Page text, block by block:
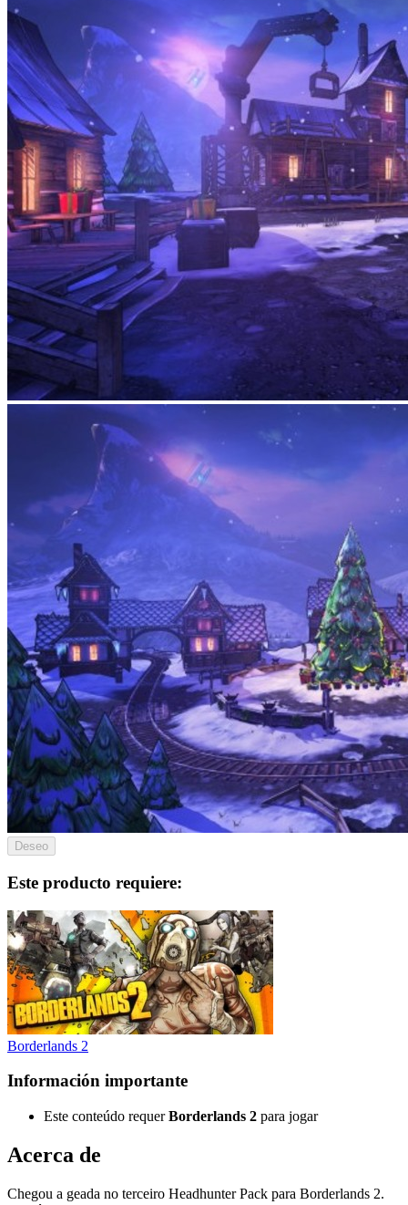
Deseo
Este producto requiere:
Borderlands 2
Información importante
Este conteúdo requerBorderlands 2 para jogar
Acerca de
Chegou a geada no terceiro Headhunter Pack para Borderlands 2.